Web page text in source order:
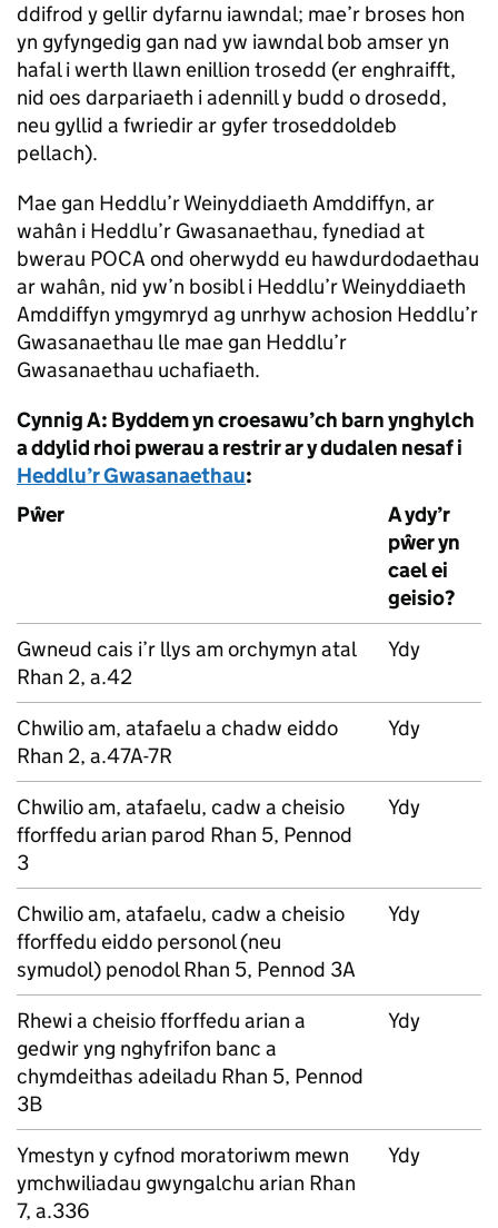
ddifrod y gellir dyfarnu iawndal; mae’r broses hon
yn gyfyngedig gan nad yw iawndal bob amser yn
hafal i werth llawn enillion trosedd (er enghraifft,
nid oes darpariaeth i adennill y budd o drosedd,
neu gyllid a fwriedir ar gyfer troseddoldeb
pellach).
Mae gan Heddlu’r Weinyddiaeth Amddiffyn, ar
wahân i Heddlu’r Gwasanaethau, fynediad at
bwerau POCA ond oherwydd eu hawdurdodaethau
ar wahân, nid yw’n bosibl i Heddlu’r Weinyddiaeth
Amddiffyn ymgymryd ag unrhyw achosion Heddlu’r
Gwasanaethau lle mae gan Heddlu’r
Gwasanaethau uchafiaeth.
Cynnig A: Byddem yn croesawu’ch barn ynghylch
a ddylid rhoi pwerau a restrir ar y dudalen nesaf i
Heddlu’r Gwasanaethau:
Pŵer
A ydy’r
pŵer yn
cael ei
geisio?
Gwneud cais i’r llys am orchymyn atal
Rhan 2, a.42
Ydy
Chwilio am, atafaelu a chadw eiddo
Rhan 2, a.47A-7R
Ydy
Chwilio am, atafaelu, cadw a cheisio
fforffedu arian parod Rhan 5, Pennod
3
Ydy
Chwilio am, atafaelu, cadw a cheisio
fforffedu eiddo personol (neu
symudol) penodol Rhan 5, Pennod 3A
Ydy
Rhewi a cheisio fforffedu arian a
gedwir yng nghyfrifon banc a
chymdeithas adeiladu Rhan 5, Pennod
3B
Ydy
Ymestyn y cyfnod moratoriwm mewn
ymchwiliadau gwyngalchu arian Rhan
7, a.336
Ydy